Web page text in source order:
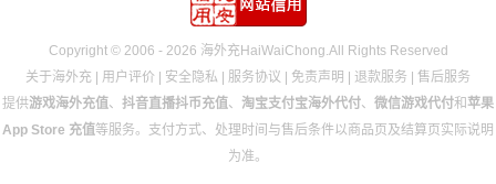
Copyright © 2006 - 2026 海外充HaiWaiChong.All Rights Reserved
关于海外充
用户评价 安全隐私 服务协议 免责声明 退款服务
售后服务
提供游戏海外充值、 抖音直播抖币充值、 淘宝支付宝海外代付、 微信游戏代付和 苹果
App Store 充值等服务。支付方式、处理时间与售后条件以商品页及结算页实际说明
为准。